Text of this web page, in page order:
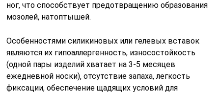
ног, что способствует предотвращению образования
мозолей, натоптышей.
Особенностями силикиновых или гелевых вставок
являются их гипоаллергенность, износостойкость
(одной пары изделий хватает на 3-5 месяцев
ежедневной носки), отсутствие запаха, легкость
фиксации, обеспечение щадящих условий для